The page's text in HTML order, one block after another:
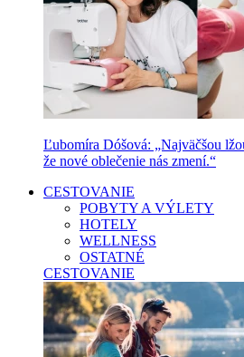
Ľubomíra Dóšová: „Najväčšou
že nové oblečenie nás zmení.“
CESTOVANIE
POBYTY A VÝLETY
HOTELY
WELLNESS
OSTATNÉ
CESTOVANIE